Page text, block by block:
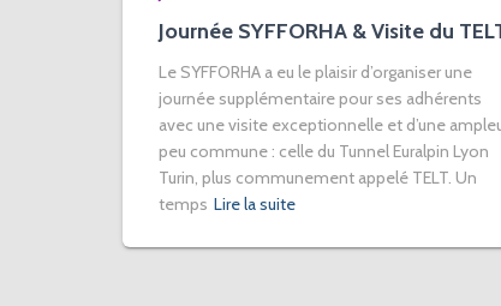
Journée SYFFORHA & Visite du
Le SYFFORHA a eu le plaisir d’organiser une
journée supplémentaire pour ses adhérents
avec une visite exceptionnelle et d’une
peu commune : celle du Tunnel Euralpin Lyon
Turin, plus communement appelé TELT. Un
temps Lire la suite